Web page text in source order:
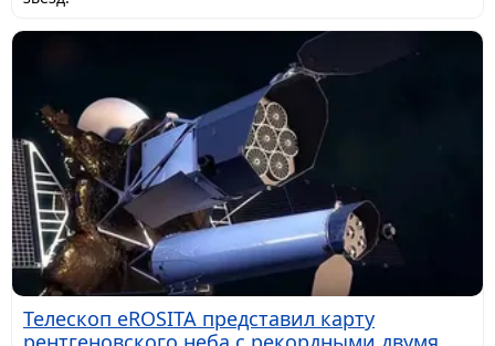
Телескоп eROSITA представил карту